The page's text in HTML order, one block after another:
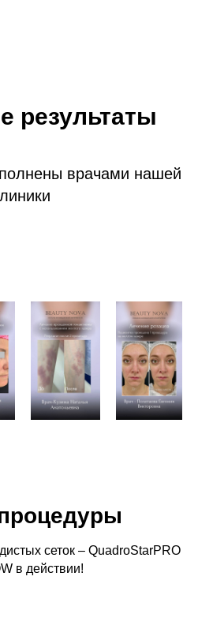
результаты
врачами нашей
сеток – QuadroStarPRO
в действии!